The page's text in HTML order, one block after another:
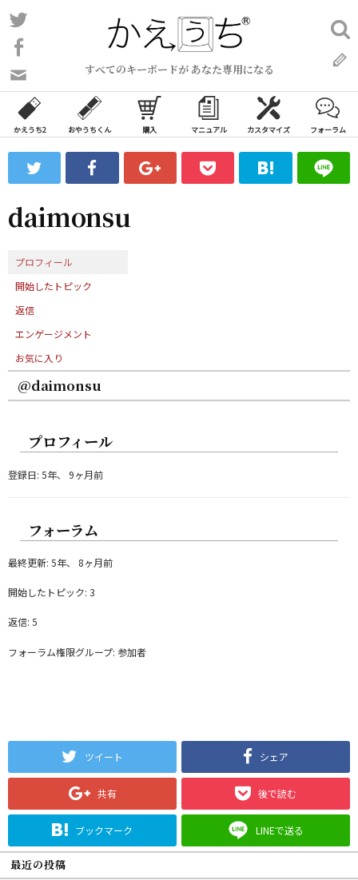
コ
ン
ン
ツ
ス
ッ
すべてのキーボードが あなた専用になる
い
合
わ
フ
ォ
ム
検
索:
かえうち2 おやうちくん 購入 マニュアル カスタマイズ フォーラム
daimonsu
プロフィール
開始したトピック
返信
エンゲージメント
お気に入り
@daimonsu
プロフィール
登録日: 5年、 9ヶ月前
フォーラム
最終更新: 5年、 8ヶ月前
開始したトピック: 3
返信: 5
フォーラム権限グループ: 参加者
ツイート シェア
共有 後で読む
ブックマーク LINEで送る
最近の投稿